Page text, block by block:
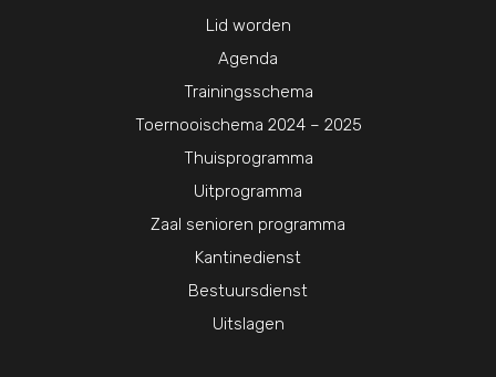
Lid worden
Agenda
Trainingsschema
Toernooischema 2024 – 2025
Thuisprogramma
Uitprogramma
Zaal senioren programma
Kantinedienst
Bestuursdienst
Uitslagen